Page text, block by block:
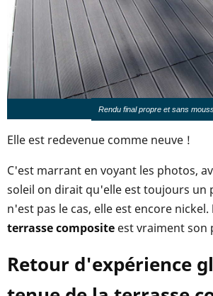
Rendu final propre et sans
Elle est redevenue comme neuve !
C'est marrant en voyant les photos,
soleil on dirait qu'elle est toujours un
n'est pas le cas, elle est encore nickel.
terrasse composite est vraiment
Retour d'expérience